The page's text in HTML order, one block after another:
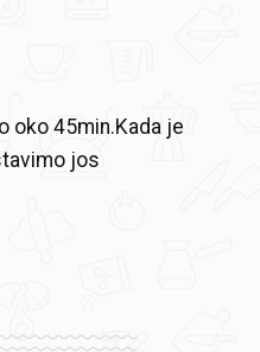
oko 45min.Kada je
jos